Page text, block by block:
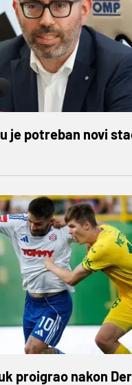
je potreban novi
proigrao nakon